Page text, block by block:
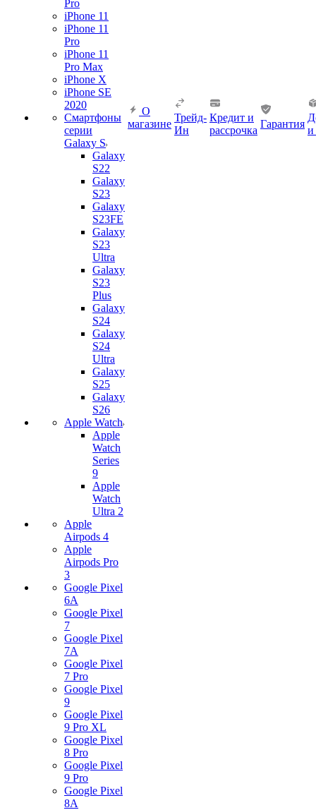
Pro
iPhone 11
iPhone 11
Pro
iPhone 11
Pro Max
iPhone X
iPhone SE
2020
Смартфоны
серии
Galaxy S
Galaxy
S22
Galaxy
S23
Galaxy
S23FE
Galaxy
S23
Ultra
Galaxy
S23
Plus
Galaxy
S24
Galaxy
S24
Ultra
Galaxy
S25
Galaxy
S26
Apple Watch
Apple
Watch
Series
9
Apple
Watch
Ultra 2
Apple
Airpods 4
Apple
Airpods Pro
3
Google Pixel
6A
Google Pixel
7
Google Pixel
7А
Google Pixel
7 Pro
Google Pixel
9
Google Pixel
9 Pro XL
Google Pixel
8 Pro
Google Pixel
9 Pro
Google Pixel
8A
О
магазине
Трейд-
Ин
Кредит и
рассрочка
Гарантия
и